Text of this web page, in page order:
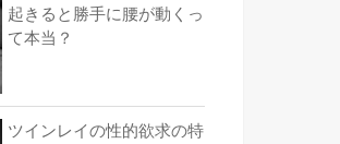
起きると勝手に腰が動くっ
て本当？
ツインレイの性的欲求の特